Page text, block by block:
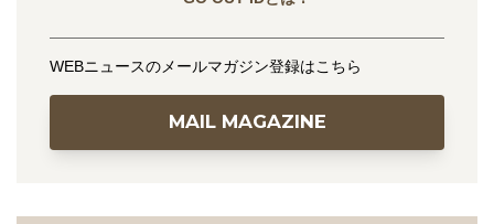
WEBニュースのメールマガジン登録はこちら
MAIL MAGAZINE